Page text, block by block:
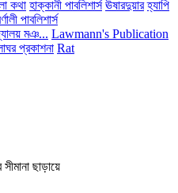
কথা হাক্কানী পাবলিশার্স ঊষারদুয়ার হ্যাপি
পাবলিশার্স
মঞ... Lawmann's Publication
প্রকাশনা Rat